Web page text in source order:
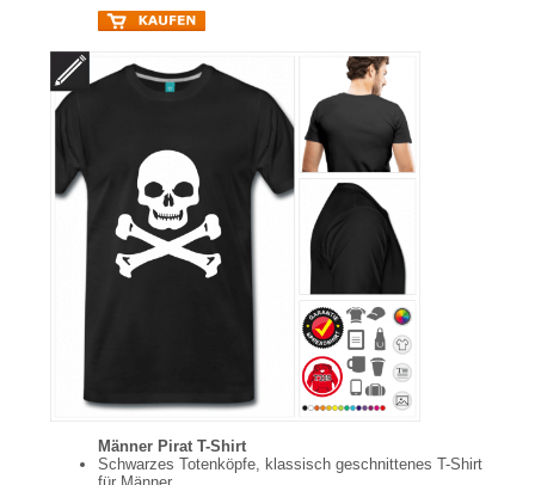
Männer Pirat T-Shirt
Schwarzes Totenköpfe, klassisch geschnittenes T-Shirt